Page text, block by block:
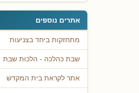
אתרים נוספים
מתחזקות ביחד בצניעות
שבת כהלכה - הלכות שבת
אתר לקראת בית המקדש